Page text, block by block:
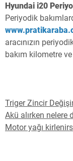
Hyundai i20
Periyodik
aracınızın
bakım kilometre
Triger Zincir
Akü alırken nelere
Motor yağı